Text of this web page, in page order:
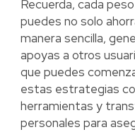
Recuerda, cada
puedes no solo
manera sencilla,
apoyas a otros
que puedes
estas estrategias
herramientas y
personales para